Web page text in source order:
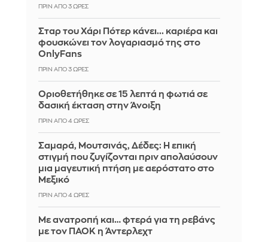
ΠΡΙΝ ΑΠΌ 3 ΏΡΕΣ
Σταρ του Χάρι Πότερ κάνει... καριέρα και
φουσκώνει τον λογαριασμό της στο
OnlyFans
ΠΡΙΝ ΑΠΌ 3 ΏΡΕΣ
Οριοθετήθηκε σε 15 λεπτά η φωτιά σε
δασική έκταση στην Άνοιξη
ΠΡΙΝ ΑΠΌ 4 ΏΡΕΣ
Σαμαρά, Μουτσινάς, Δέδες: Η επική
στιγμή που ζυγίζονται πριν απολαύσουν
μια μαγευτική πτήση με αερόστατο στο
Μεξικό
ΠΡΙΝ ΑΠΌ 4 ΏΡΕΣ
Με ανατροπή και… φτερά για τη ρεβάνς
με τον ΠΑΟΚ η Άντερλεχτ